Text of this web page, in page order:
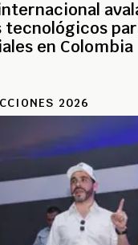
tecnológicos
en Colombia
2026